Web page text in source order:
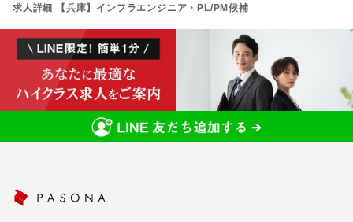
求人詳細 【兵庫】インフラエンジニア・PL/PM候補